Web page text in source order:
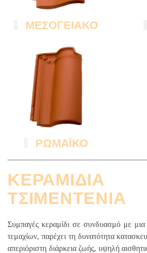
ΜΕΣΟΓΕΙΑΚΟ
ΡΩΜΑΪΚΟ
ΚΕΡΑΜΙΔΙΑ
ΤΣΙΜΕΝΤΕΝΙΑ
Συμπαγές κεραμίδι σε συνδυασμό με μια
τεμαχίων, παρέχει τη δυνατότητα
απεριόριστη διάρκεια ζωής, υψηλή